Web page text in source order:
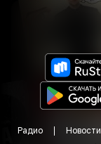
Радио Новости